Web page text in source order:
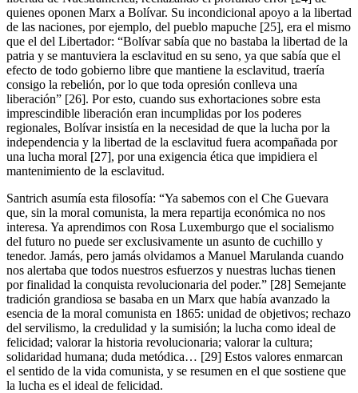
quienes oponen Marx a Bolívar. Su incondicional apoyo a la libertad
de las naciones, por ejemplo, del pueblo mapuche [25], era el mismo
que el del Libertador: “Bolívar sabía que no bastaba la libertad de la
patria y se mantuviera la esclavitud en su seno, ya que sabía que el
efecto de todo gobierno libre que mantiene la esclavitud, traería
consigo la rebelión, por lo que toda opresión conlleva una
liberación” [26]. Por esto, cuando sus exhortaciones sobre esta
imprescindible liberación eran incumplidas por los poderes
regionales, Bolívar insistía en la necesidad de que la lucha por la
independencia y la libertad de la esclavitud fuera acompañada por
una lucha moral [27], por una exigencia ética que impidiera el
mantenimiento de la esclavitud.
Santrich asumía esta filosofía: “Ya sabemos con el Che Guevara
que, sin la moral comunista, la mera repartija económica no nos
interesa. Ya aprendimos con Rosa Luxemburgo que el socialismo
del futuro no puede ser exclusivamente un asunto de cuchillo y
tenedor. Jamás, pero jamás olvidamos a Manuel Marulanda cuando
nos alertaba que todos nuestros esfuerzos y nuestras luchas tienen
por finalidad la conquista revolucionaria del poder.” [28] Semejante
tradición grandiosa se basaba en un Marx que había avanzado la
esencia de la moral comunista en 1865: unidad de objetivos; rechazo
del servilismo, la credulidad y la sumisión; la lucha como ideal de
felicidad; valorar la historia revolucionaria; valorar la cultura;
solidaridad humana; duda metódica… [29] Estos valores enmarcan
el sentido de la vida comunista, y se resumen en el que sostiene que
la lucha es el ideal de felicidad.